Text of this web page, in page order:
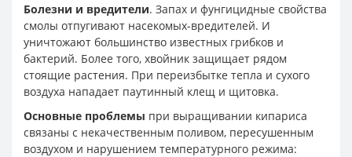
Болезни и вредители. Запах и фунгицидные свойства
смолы отпугивают насекомых-вредителей. И
уничтожают большинство известных грибков и
бактерий. Более того, хвойник защищает рядом
стоящие растения. При переизбытке тепла и сухого
воздуха нападает паутинный клещ и щитовка.
Основные проблемы при выращивании кипариса
связаны с некачественным поливом, пересушенным
воздухом и нарушением температурного режима: